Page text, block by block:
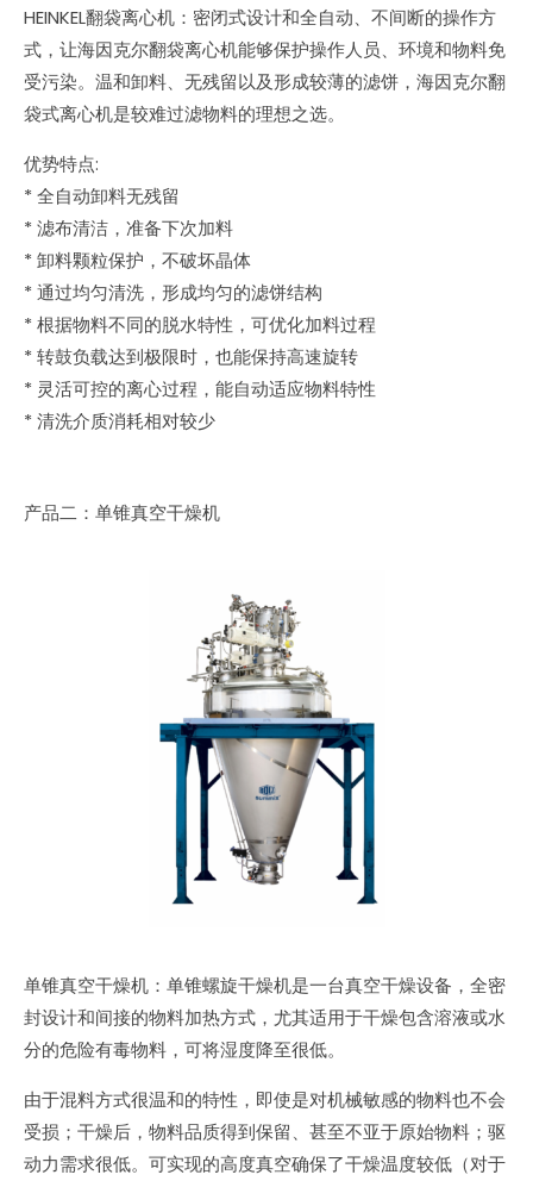
HEINKEL翻袋离心机：密闭式设计和全自动、不间断的操作方
式，让海因克尔翻袋离心机能够保护操作人员、环境和物料免
受污染。温和卸料、无残留以及形成较薄的滤饼，海因克尔翻
袋式离心机是较难过滤物料的理想之选。
优势特点:
* 全自动卸料无残留
* 滤布清洁，准备下次加料
* 卸料颗粒保护，不破坏晶体
* 通过均匀清洗，形成均匀的滤饼结构
* 根据物料不同的脱水特性，可优化加料过程
* 转鼓负载达到极限时，也能保持高速旋转
* 灵活可控的离心过程，能自动适应物料特性
* 清洗介质消耗相对较少
产品二：单锥真空干燥机
单锥真空干燥机：单锥螺旋干燥机是一台真空干燥设备，全密
封设计和间接的物料加热方式，尤其适用于干燥包含溶液或水
分的危险有毒物料，可将湿度降至很低。
由于混料方式很温和的特性，即使是对机械敏感的物料也不会
受损；干燥后，物料品质得到保留、甚至不亚于原始物料；驱
动力需求很低。可实现的高度真空确保了干燥温度较低（对于